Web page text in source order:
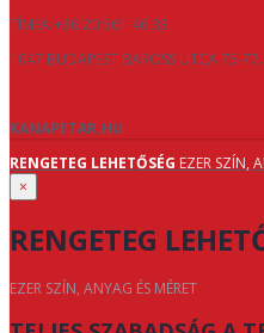
TÍMEA +36 20 561 46 33
1047 BUDAPEST BAROSS UTCA 75-77.
KANAPETAR.HU
RENGETEG LEHETŐSÉG EZER SZÍN,
×
RENGETEG
EZER SZÍN, ANYAG ÉS MÉRET